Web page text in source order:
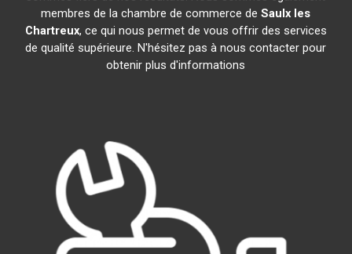
membres de la chambre de commerce deSaulx les
Chartreux, ce qui nous permet de vous offrir des services
de qualité supérieure. N'hésitez pas à nous contacter pour
obtenir plus d'informations